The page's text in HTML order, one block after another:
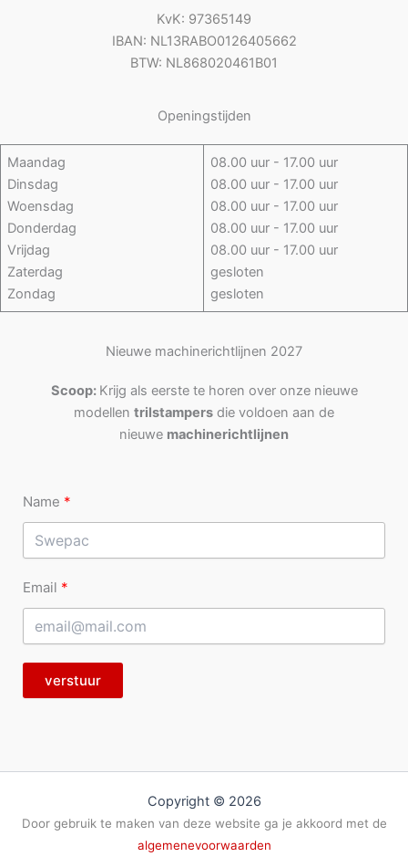
KvK: 97365149
IBAN: NL13RABO0126405662
BTW: NL868020461B01
Openingstijden
Maandag
Dinsdag
Woensdag
Donderdag
Vrijdag
Zaterdag
Zondag
08.00 uur - 17.00 uur
08.00 uur - 17.00 uur
08.00 uur - 17.00 uur
08.00 uur - 17.00 uur
08.00 uur - 17.00 uur
gesloten
gesloten
Nieuwe machinerichtlijnen 2027
Scoop: Krijg als eerste te horen over onze nieuwe
modellen trilstampers die voldoen aan de
nieuwe machinerichtlijnen
Name
Email
verstuur
Copyright © 2026
Door gebruik te maken van deze website ga je akkoord met de
algemenevoorwaarden